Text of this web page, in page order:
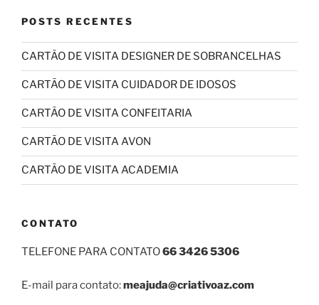
POSTS RECENTES
CARTÃO DE VISITA DESIGNER DE SOBRANCELHAS
CARTÃO DE VISITA CUIDADOR DE IDOSOS
CARTÃO DE VISITA CONFEITARIA
CARTÃO DE VISITA AVON
CARTÃO DE VISITA ACADEMIA
CONTATO
TELEFONE PARA CONTATO66 3426 5306
E-mail para contato:meajuda@criativoaz.com